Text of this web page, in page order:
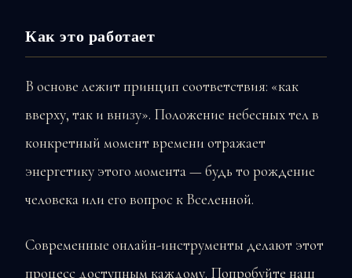
Как это работает
В основе лежит принцип соответствия: «как
вверху, так и внизу». Положение небесных тел в
конкретный момент времени отражает
энергетику этого момента — будь то рождение
человека или его вопрос к Вселенной.
Современные онлайн-инструменты делают этот
процесс доступным каждому. Попробуйте наш